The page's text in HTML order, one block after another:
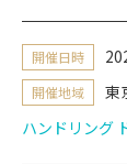
開催日時
開催地域 東
ハンドリング